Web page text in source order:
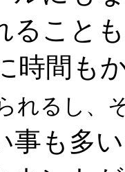
ること
時間も
れるし、
事も多